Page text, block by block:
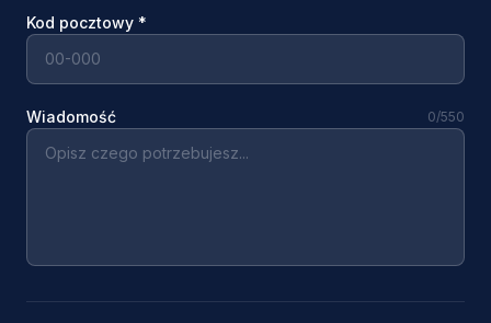
Kod pocztowy *
Wiadomość 0/550